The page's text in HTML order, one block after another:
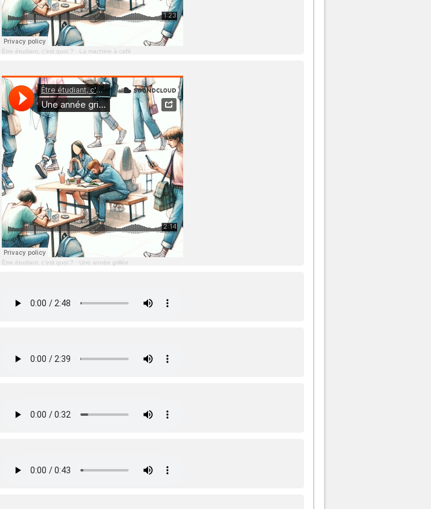
Être étudiant, c'est quoi ? · La machine à café
Être étudiant, c'est quoi ? · Une année grillée